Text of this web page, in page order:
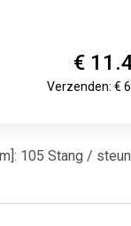
€
Verzenden: €
105 Stang /